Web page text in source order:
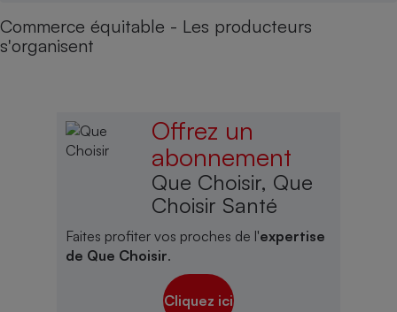
Commerce équitable - Les producteurs
s'organisent
Offrez un
abonnement
Que Choisir, Que
Choisir Santé
Faites profiter vos proches de l'expertise
de Que Choisir.
Cliquez ici